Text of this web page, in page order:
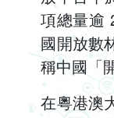
項總量逾
國開放數
稱中國「
在粵港澳